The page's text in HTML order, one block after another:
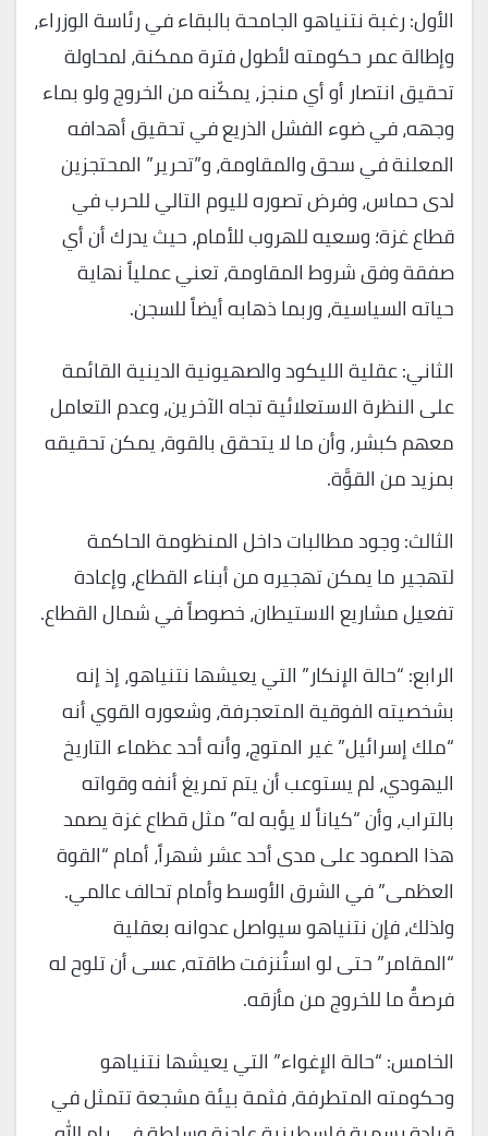
الأول: رغبة نتنياهو الجامحة بالبقاء في رئاسة الوزراء،
وإطالة عمر حكومته لأطول فترة ممكنة، لمحاولة
تحقيق انتصار أو أي منجز، يمكّنه من الخروج ولو بماء
وجهه، في ضوء الفشل الذريع في تحقيق أهدافه
المعلنة في سحق والمقاومة، و”تحرير” المحتجزين
لدى حماس، وفرض تصوره لليوم التالي للحرب في
قطاع غزة؛ وسعيه للهروب للأمام، حيث يدرك أن أي
صفقة وفق شروط المقاومة، تعني عملياً نهاية
حياته السياسية، وربما ذهابه أيضاً للسجن.
الثاني: عقلية الليكود والصهيونية الدينية القائمة
على النظرة الاستعلائية تجاه الآخرين، وعدم التعامل
معهم كبشر، وأن ما لا يتحقق بالقوة، يمكن تحقيقه
بمزيد من القوَّة.
الثالث: وجود مطالبات داخل المنظومة الحاكمة
لتهجير ما يمكن تهجيره من أبناء القطاع، وإعادة
تفعيل مشاريع الاستيطان، خصوصاً في شمال القطاع.
الرابع: “حالة الإنكار” التي يعيشها نتنياهو، إذ إنه
بشخصيته الفوقية المتعجرفة، وشعوره القوي أنه
“ملك إسرائيل” غير المتوج، وأنه أحد عظماء التاريخ
اليهودي، لم يستوعب أن يتم تمريغ أنفه وقواته
بالتراب، وأن “كياناً لا يؤبه له” مثل قطاع غزة يصمد
هذا الصمود على مدى أحد عشر شهراً، أمام “القوة
العظمى” في الشرق الأوسط وأمام تحالف عالمي.
ولذلك، فإن نتنياهو سيواصل عدوانه بعقلية
“المقامر” حتى لو استُنزفت طاقته، عسى أن تلوح له
فرصةٌ ما للخروج من مأزقه.
الخامس: “حالة الإغواء” التي يعيشها نتنياهو
وحكومته المتطرفة، فثمة بيئة مشجعة تتمثل في